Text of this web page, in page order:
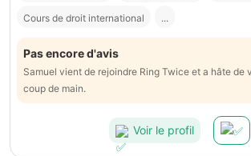
Cours de droit international ...
Pas encore d'avis
Samuel vient de rejoindre Ring Twice et a hâte de
coup de main.
Voir le profil